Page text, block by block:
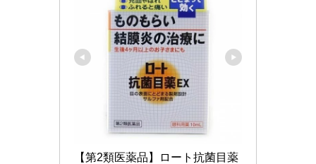
【第2類医薬品】ロート抗菌目薬